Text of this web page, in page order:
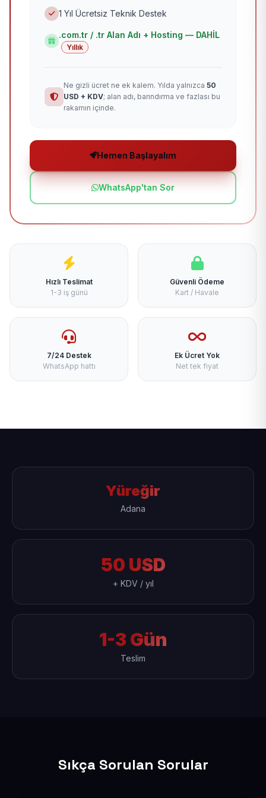
1 Yıl Ücretsiz Teknik Destek
.com.tr / .tr Alan Adı + Hosting — DAHİL
Yıllık
Ne gizli ücret ne ek kalem. Yılda yalnızca 50
USD + KDV; alan adı, barındırma ve fazlası bu
rakamın içinde.
Hemen Başlayalım
WhatsApp'tan Sor
Hızlı Teslimat
1-3 iş günü
Güvenli Ödeme
Kart / Havale
7/24 Destek
WhatsApp hattı
Ek Ücret Yok
Net tek fiyat
Yüreğir
Adana
50 USD
+ KDV / yıl
1-3 Gün
Teslim
Sıkça Sorulan Sorular